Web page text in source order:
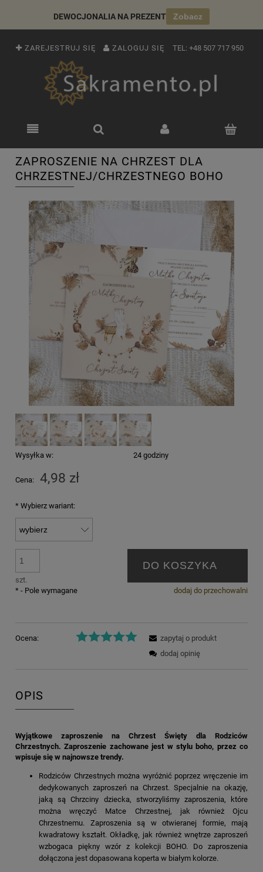
DEWOCJONALIA NA PREZENT Zobacz
ZAREJESTRUJ SIĘ ZALOGUJ SIĘ TEL: +48 507 717 950
ZAPROSZENIE NA CHRZEST DLA
CHRZESTNEJ/CHRZESTNEGO BOHO
Wysyłka w: 24 godziny
Cena: 4,98 zł
* Wybierz wariant:
szt.
DO KOSZYKA
dodaj do przechowalni
* - Pole wymagane
Ocena:
zapytaj o produkt
dodaj opinię
OPIS
Wyjątkowe zaproszenie na Chrzest Święty dla Rodziców
Chrzestnych. Zaproszenie zachowane jest w stylu boho, przez co
wpisuje się w najnowsze trendy.
Rodziców Chrzestnych można wyróżnić poprzez wręczenie im
dedykowanych zaproszeń na Chrzest. Specjalnie na okazję,
jaką są Chrzciny dziecka, stworzyliśmy zaproszenia, które
można wręczyć Matce Chrzestnej, jak również Ojcu
Chrzestnemu. Zaproszenia są w otwieranej formie, mają
kwadratowy kształt. Okładkę, jak również wnętrze zaproszeń
wzbogaca piękny wzór z kolekcji BOHO. Do zaproszenia
dołączona jest dopasowana koperta w białym kolorze.